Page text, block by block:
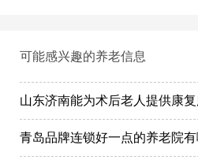
可能感兴趣的养老信息
山东济南能为术后老人提供康
青岛品牌连锁好一点的养老院有